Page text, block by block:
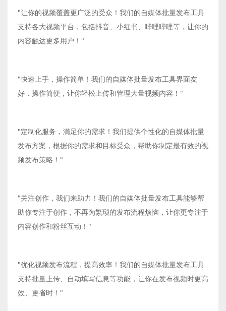
"让你的视频覆盖更广泛的受众！我们的自媒体批量发布工具
支持各大视频平台，包括抖音、小红书、哔哩哔哩等，让你的
内容触达更多用户！"
"快速上手，操作简单！我们的自媒体批量发布工具界面友
好，操作简便，让你轻松上传和管理大量视频内容！"
"定制化服务，满足你的需求！我们提供个性化的自媒体批量
发布方案，根据你的需求和目标受众，帮助你制定最有效的视
频发布策略！"
"关注创作，我们来助力！我们的自媒体批量发布工具能够帮
助你专注于创作，不再为繁琐的发布流程烦恼，让你更专注于
内容创作和粉丝互动！"
"优化视频发布流程，提高效率！我们的自媒体批量发布工具
支持批量上传、自动填写信息等功能，让你在发布视频时更高
效、更省时！"